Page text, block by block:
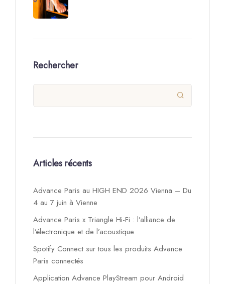
Rechercher

Articles récents
Advance Paris au HIGH END 2026 Vienna – Du
4 au 7 juin à Vienne
Advance Paris x Triangle Hi-Fi : l’alliance de
l’électronique et de l’acoustique
Spotify Connect sur tous les produits Advance
Paris connectés
Application Advance PlayStream pour Android